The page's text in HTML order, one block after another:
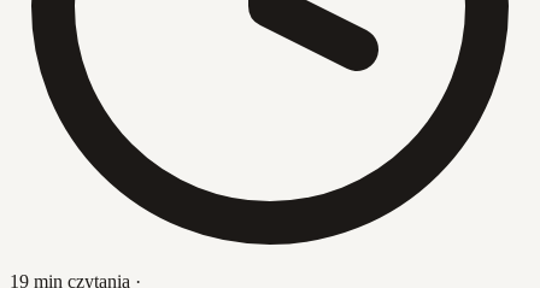
19 min czytania ·